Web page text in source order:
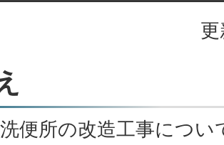
便所の改造工事につい